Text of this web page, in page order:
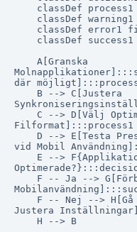
classDef
classDef
classDef error1
classDef
    A[Granska
där
    B --> C[Justera
C --> D[Välj
Filformat]:::process1
D --> E[Testa
vid Mobil
E -->
F -- Ja -->
F -- Nej --> H[Gå
Justera